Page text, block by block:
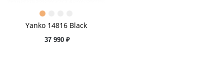
Yanko 14816 Black
37 990 ₽